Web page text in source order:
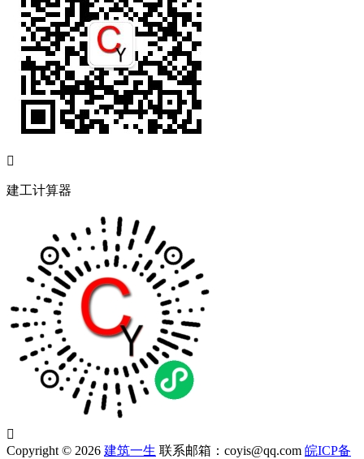

建工计算器

Copyright © 2026 建筑一生 联系邮箱：coyis@qq.com 皖ICP备